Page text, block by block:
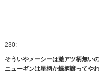
230:
そういやメーシーは激アツ柄無い
ニューギンは星柄か蝶柄譲ってやれ